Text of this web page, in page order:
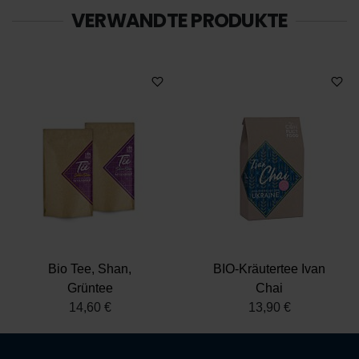
VERWANDTE PRODUKTE
Bio Tee, Shan,
Grüntee
14,60 €
BIO-Kräutertee Ivan
Chai
13,90 €